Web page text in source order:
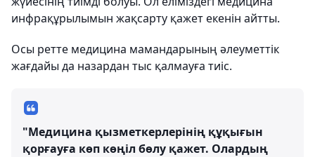
инфрақұрылымын жақсарту қажет екенін айтты.
Осы ретте медицина мамандарының әлеуметтік
жағдайы да назардан тыс қалмауға тиіс.
"Медицина қызметкерлерінің құқығын
қорғауға көп көңіл бөлу қажет. Олардың